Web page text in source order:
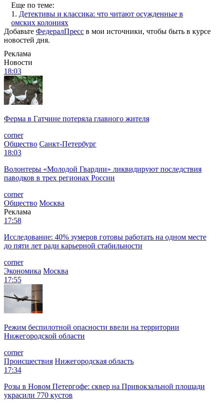
Еще по теме:
1. Детективы и классика: что читают осужденные в
омских колониях
Добавьте ФедералПресс в мои источники, чтобы быть в курсе
новостей дня.
Реклама
Новости
18:03
Ферма в Гатчине потеряла главного жителя
corner
Общество Санкт-Петербург
18:03
Волонтеры «Молодой Гвардии» ликвидируют последствия
паводков в трех регионах России
corner
Общество Москва
Реклама
17:58
Исследование: 40% зумеров готовы работать на одном месте
до пяти лет ради карьерной стабильности
corner
Экономика Москва
17:55
Режим беспилотной опасности ввели на территории
Нижегородской области
corner
Происшествия Нижегородская область
17:34
Розы в Новом Петергофе: сквер на Привокзальной площади
украсили 770 кустов